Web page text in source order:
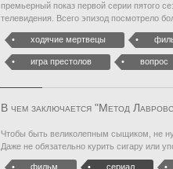
премьерный показ первой серии пятого
телевидения. Всего эпизод посмотрело
ходячие мертвецы
игра престолов вопрос
В чем заключается "Метод
Чтобы быть великолепным сыщиком, не
Даже не обязательно курить сигару или
фильм сериал